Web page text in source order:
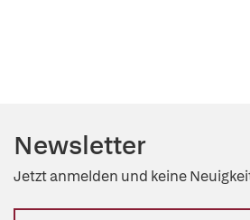
Newsletter
Jetzt anmelden und keine